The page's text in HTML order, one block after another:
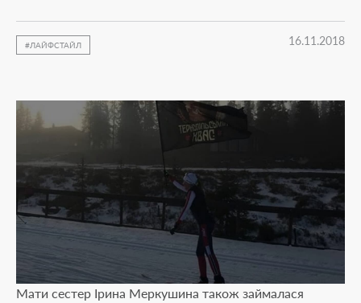
ЛАЙФСТАЙЛ 16.11.2018
Мати сестер Ірина Меркушина також займалася